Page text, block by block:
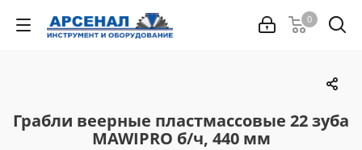
0
Грабли веерные пластмассовые 22 зуба
MAWIPRO б/ч, 440 мм